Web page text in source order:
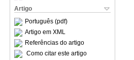
Artigo
Português (pdf)
Artigo em XML
Referências do artigo
Como citar este artigo